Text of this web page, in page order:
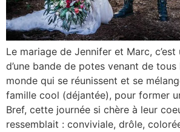
Le mariage de Jennifer et Marc, c’est
d’une bande de potes venant de
monde qui se réunissent et se
famille cool (déjantée), pour former
Bref, cette journée si chère à leur
ressemblait : conviviale, drôle,